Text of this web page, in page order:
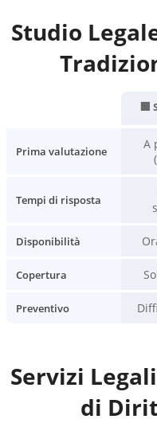
Studio
🏢
Prima valutazione
A
Tempi di risposta
Disponibilità
Copertura
Preventivo
Servizi
di